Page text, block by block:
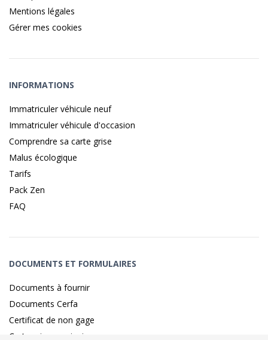
Mentions légales
Gérer mes cookies
INFORMATIONS
Immatriculer véhicule neuf
Immatriculer véhicule d'occasion
Comprendre sa carte grise
Malus écologique
Tarifs
Pack Zen
FAQ
DOCUMENTS ET FORMULAIRES
Documents à fournir
Documents Cerfa
Certificat de non gage
Carte grise provisoire